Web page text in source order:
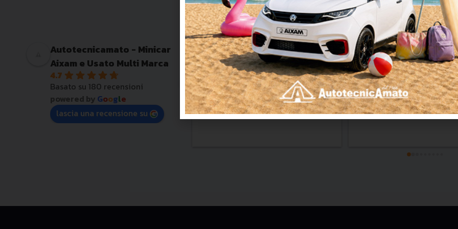
Autotecnicamato - Minicar
Aixam e Usato Multi Marca
4.7
Basato su 180 recensioni
powered by Google
lascia una recensione su
Rocco
5 months ago
Kia e altro
Giorgia Lombardo
6 months ago
Cordialissimi,e sempre
tutto!!